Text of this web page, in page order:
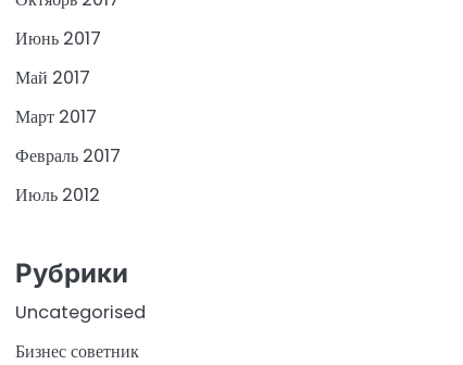
Июнь 2017
Май 2017
Март 2017
Февраль 2017
Июль 2012
Рубрики
Uncategorised
Бизнес советник